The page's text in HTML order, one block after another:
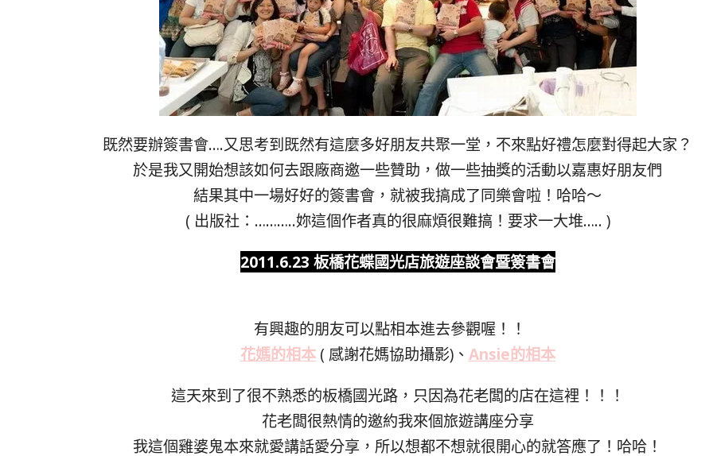
既然要辦簽書會….又思考到既然有這麼多好朋友共聚一堂，不來點好禮怎麼對得起大家？
於是我又開始想該如何去跟廠商邀一些贊助，做一些抽獎的活動以嘉惠好朋友們
結果其中一場好好的簽書會，就被我搞成了同樂會啦！哈哈～
( 出版社：………..妳這個作者真的很麻煩很難搞！要求一大堆….. )
2011.6.23 板橋花蝶國光店旅遊座談會暨簽書會
有興趣的朋友可以點相本進去參觀喔！！
花媽的相本( 感謝花媽協助攝影)、 Ansie的相本
這天來到了很不熟悉的板橋國光路，只因為花老闆的店在這裡！！！
花老闆很熱情的邀約我來個旅遊講座分享
我這個雞婆鬼本來就愛講話愛分享，所以想都不想就很開心的就答應了！哈哈！